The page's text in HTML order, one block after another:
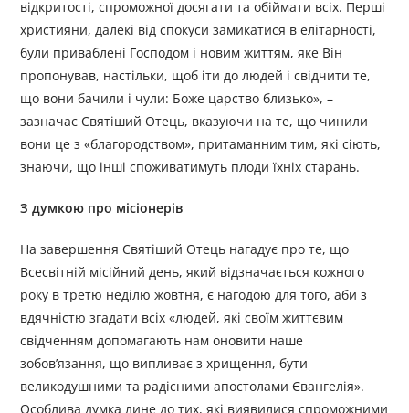
відкритості, спроможної досягати та обіймати всіх. Перші
християни, далекі від спокуси замикатися в елітарності,
були приваблені Господом і новим життям, яке Він
пропонував, настільки, щоб іти до людей і свідчити те,
що вони бачили і чули: Боже царство близько», –
зазначає Святіший Отець, вказуючи на те, що чинили
вони це з «благородством», притаманним тим, які сіють,
знаючи, що інші споживатимуть плоди їхніх старань.
З думкою про місіонерів
На завершення Святіший Отець нагадує про те, що
Всесвітній місійний день, який відзначається кожного
року в третю неділю жовтня, є нагодою для того, аби з
вдячністю згадати всіх «людей, які своїм життєвим
свідченням допомагають нам оновити наше
зобов’язання, що випливає з хрищення, бути
великодушними та радісними апостолами Євангелія».
Особлива думка лине до тих, які виявилися спроможними